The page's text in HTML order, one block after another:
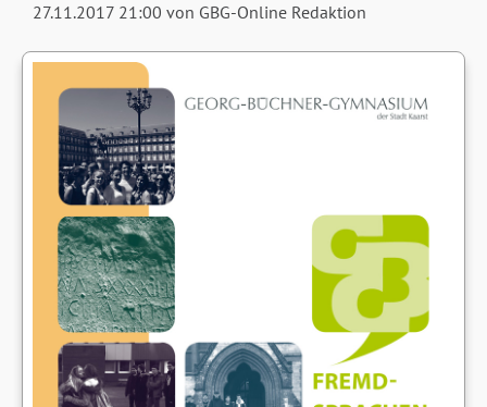
27.11.2017 21:00 von GBG-Online Redaktion